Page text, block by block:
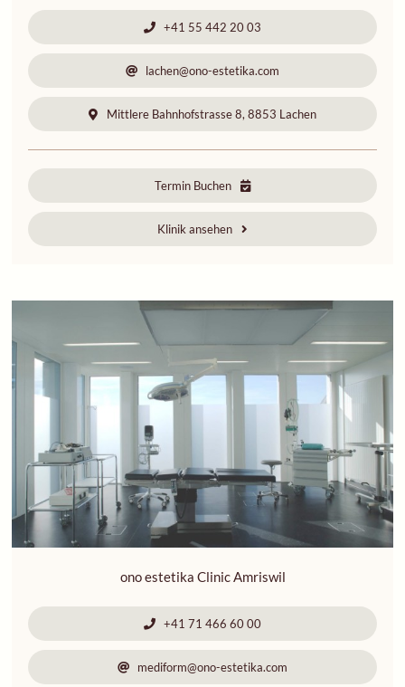
+41 55 442 20 03
lachen@ono-estetika.com
Mittlere Bahnhofstrasse 8, 8853 Lachen
Termin Buchen
Klinik ansehen
ono estetika Clinic Amriswil
+41 71 466 60 00
mediform@ono-estetika.com